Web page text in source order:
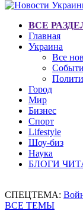
ВСЕ
Главная
Украина
Все
Город
Мир
Бизнес
Спорт
Lifestyle
Шоу-биз
Наука
БЛОГИ
СПЕЦТЕМА:
ВСЕ ТЕМЫ